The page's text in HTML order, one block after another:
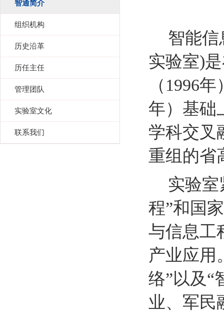
智通简介
组织机构
历史沿革
历任主任
管理团队
实验室文化
联系我们
智能信
实验室)
（ 1996年
年）基础
学科交叉
重组的省
实验
程”和国
与信息工
产业应用
络”以及“
业、军民